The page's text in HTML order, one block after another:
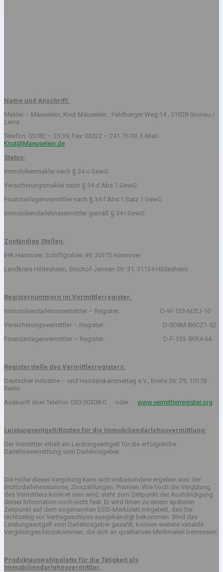
Name und Anschrift:
Makler – Mäuselein, Knut Mäuselein , Feldberger Weg 14 , 31028 Gronau /
Leine
Telefon: 05182 – 35 39, Fax: 03222 – 241 76 09, E-Mail:
Knut@Maeuselein.de
Status:
Immobilienmakler nach § 34 c GewO
Versicherungsmakler nach § 34 d Abs.1 GewO
Finanzanlagenvermittler nach § 34 f Abs.1 Satz 1 GewO
Immobiliendarlehnsvermittler gemäß § 34 i GewO
Zuständige Stellen:
IHK Hannover, Schiffgraben 49, 30175 Hannover
Landkreis Hildesheim, Bischof-Jansen-Str. 31, 31134 Hildesheim
Registernummern im Vermittlerregister:
Immobiliendarlehnsvermittler – Register: D-W-133-MZLI-10
Versicherungsvermittler – Register: D-0O8M-B6CZ1-52
Finanzanlagenvermittler – Register: D-F-133-5KR4-64
Registerstelle des Vermittlerregisters:
Deutscher Industrie – und Handelskammertag e.V., Breite Str. 29, 10178
Berlin
Auskunft über Telefon: 030-30308-0 oder www.vermittlerregister.org
Leistungsentgelt/Kosten für die Immobiliendarlehnsvermittlung:
Der Vermittler erhält ein Leistungsentgelt für die erfolgreiche
Darlehnsvermittlung vom Darlehnsgeber.
Die Höhe dieser Vergütung kann sich insbesondere ergeben aus: der
Bruttodarlehnssumme, Zinszahlungen, Prämien. Wie hoch die Vergütung
des Vermittlers konkret sein wird, steht zum Zeitpunkt der Aushändigung
dieser Information noch nicht fest. Er wird Ihnen zu einem späteren
Zeitpunkt auf dem sogenannten ESIS-Merkblatt mitgeteilt, das Sie
rechtzeitig vor Vertragsschluss ausgehändigt bekommen. Wird das
Leistungsentgelt vom Darlehnsgeber gezahlt, können weitere variable
Vergütungen hinzukommen, die sich an qualitativen Merkmalen bemessen.
Produktauswahlpalette für die Tätigkeit als
Immobiliendarlehnsvermittler: